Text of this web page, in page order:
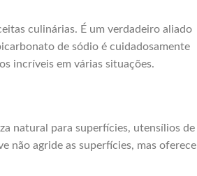
culinárias. É um verdadeiro aliado
de sódio é cuidadosamente
incríveis em várias situações.
natural para superfícies, utensílios de
não agride as superfícies, mas oferece